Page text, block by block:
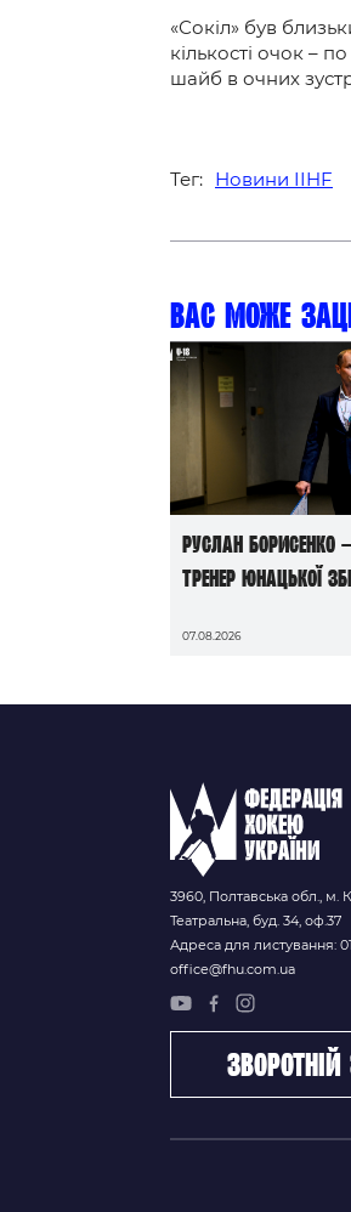
«Сокіл» був
кількості очок –
шайб в очних
Тег: Новини IIHF
Вас може
Руслан Борисенко
тренер юнацької
07.08.2026
3960, Полтавська обл., м.
Театральна, буд. 34, оф.37
Адреса для листування:
office@fhu.com.ua
зворотній